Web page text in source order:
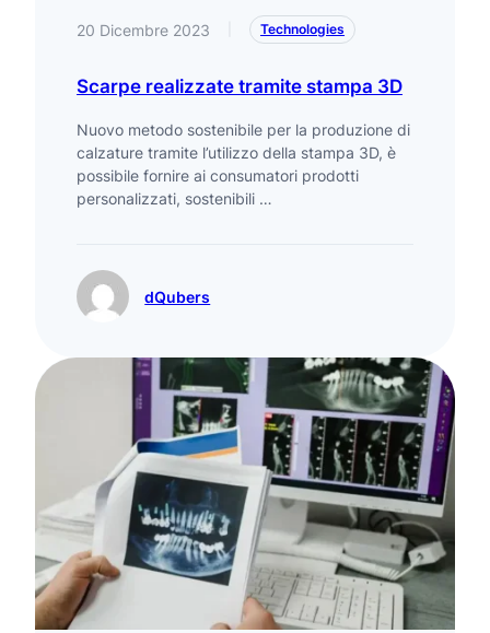
20 Dicembre 2023 Technologies
Scarpe realizzate tramite stampa 3D
Nuovo metodo sostenibile per la produzione di
calzature tramite l’utilizzo della stampa 3D, è
possibile fornire ai consumatori prodotti
personalizzati, sostenibili …
dQubers